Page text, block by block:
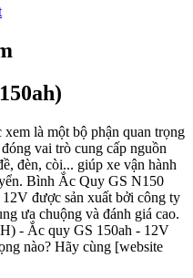
là một bộ phận quan trọng
vai trò cung cấp nguồn
đèn, còi... giúp xe vận hành
Bình Ắc Quy GS N150
được sản xuất bởi công ty
ưa chuộng và đánh giá cao.
- Ắc quy GS 150ah - 12V
nào? Hãy cùng [website